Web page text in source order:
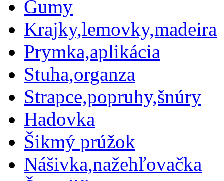
Gumy
Krajky,lemovky,madeira
Prymka,aplikácia
Stuha,organza
Strapce,popruhy,šnúry
Hadovka
Šikmý prúžok
Nášivka,nažehľovačka